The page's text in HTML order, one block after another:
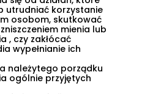
utrudniać korzystanie
osobom, skutkować
mienia lub
, czy zakłócać
wypełnianie ich
należytego porządku
ogólnie przyjętych